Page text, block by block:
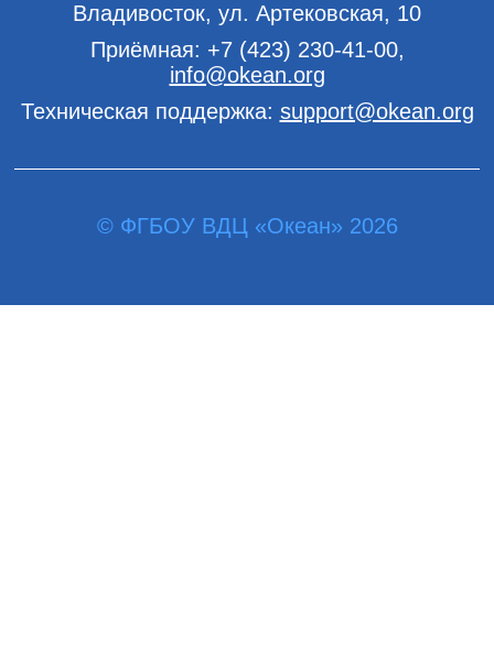
Владивосток, ул. Артековская, 10
Приёмная: +7 (423) 230-41-00,
info@okean.org
Техническая поддержка: support@okean.org
© ФГБОУ ВДЦ «Океан» 2026